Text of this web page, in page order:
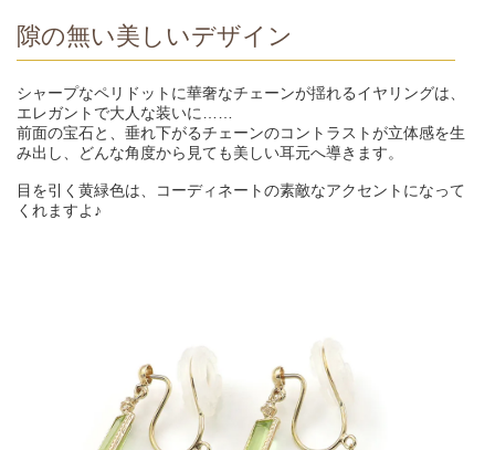
隙の無い美しいデザイン
シャープなペリドットに華奢なチェーンが揺れるイヤリングは、
エレガントで大人な装いに……
前面の宝石と、垂れ下がるチェーンのコントラストが立体感を生
み出し、どんな角度から見ても美しい耳元へ導きます。
目を引く黄緑色は、コーディネートの素敵なアクセントになって
くれますよ♪